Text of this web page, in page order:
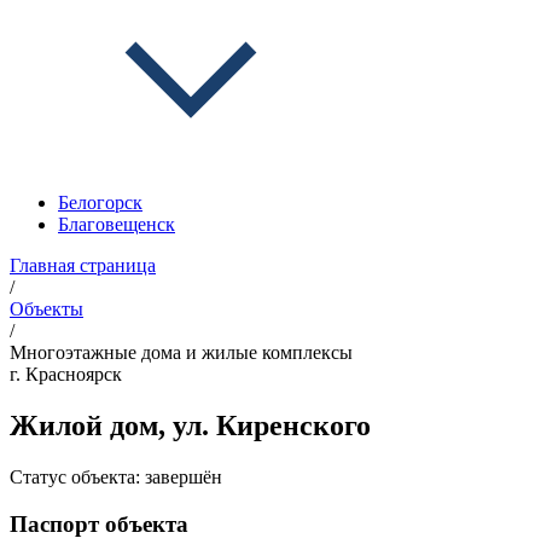
Белогорск
Благовещенск
Главная страница
/
Объекты
/
Многоэтажные дома и жилые комплексы
г. Красноярск
Жилой дом, ул. Киренского
Статус объекта: завершён
Паспорт объекта